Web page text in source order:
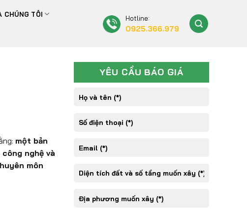
CHÚNG TÔI Hotline:
0925.366.979
một bản
nghệ và
môn
YÊU CẦU BÁO GIÁ